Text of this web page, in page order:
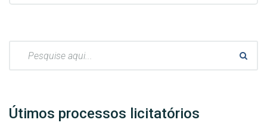
Útimos processos licitatórios